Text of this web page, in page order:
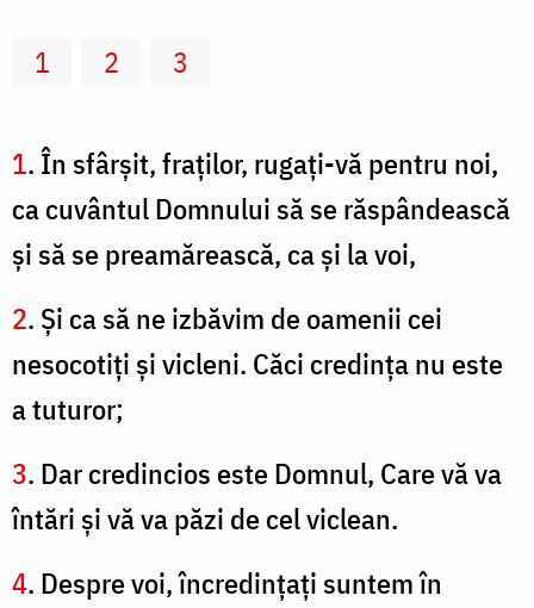
1 2 3
1. În sfârşit, fraţilor, rugaţi-vă pentru noi,
ca cuvântul Domnului să se răspândească
şi să se preamărească, ca şi la voi,
2. Şi ca să ne izbăvim de oamenii cei
nesocotiţi şi vicleni. Căci credinţa nu este
a tuturor;
3. Dar credincios este Domnul, Care vă va
întări şi vă va păzi de cel viclean.
4. Despre voi, încredinţaţi suntem în